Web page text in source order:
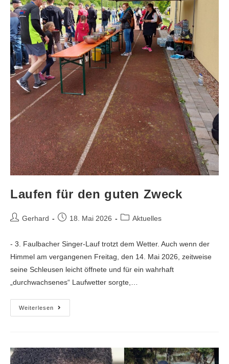
Laufen für den guten Zweck
Gerhard 18. Mai 2026 Aktuelles
- 3. Faulbacher Singer-Lauf trotzt dem Wetter. Auch wenn der
Himmel am vergangenen Freitag, den 14. Mai 2026, zeitweise
seine Schleusen leicht öffnete und für ein wahrhaft
„durchwachsenes“ Laufwetter sorgte,…
Weiterlesen